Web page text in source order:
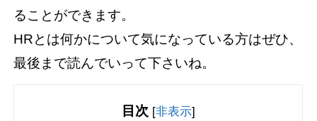
ることができます。
HRとは何かについて気になっている方はぜひ、
最後まで読んでいって下さいね。
目次 [非表示]